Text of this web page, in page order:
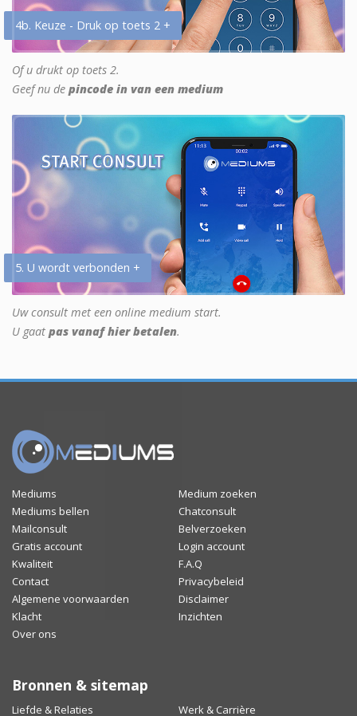
4b. Keuze - Druk op toets 2 +
Of u drukt op toets 2.
Geef nu de pincode in van een medium
5. U wordt verbonden +
Uw consult met een online medium start.
U gaat pas vanaf hier betalen.
Mediums
Medium zoeken
Mediums bellen
Chatconsult
Mailconsult
Belverzoeken
Gratis account
Login account
Kwaliteit
F.A.Q
Contact
Privacybeleid
Algemene voorwaarden
Disclaimer
Klacht
Inzichten
Over ons
Bronnen & sitemap
Liefde & Relaties Werk & Carrière